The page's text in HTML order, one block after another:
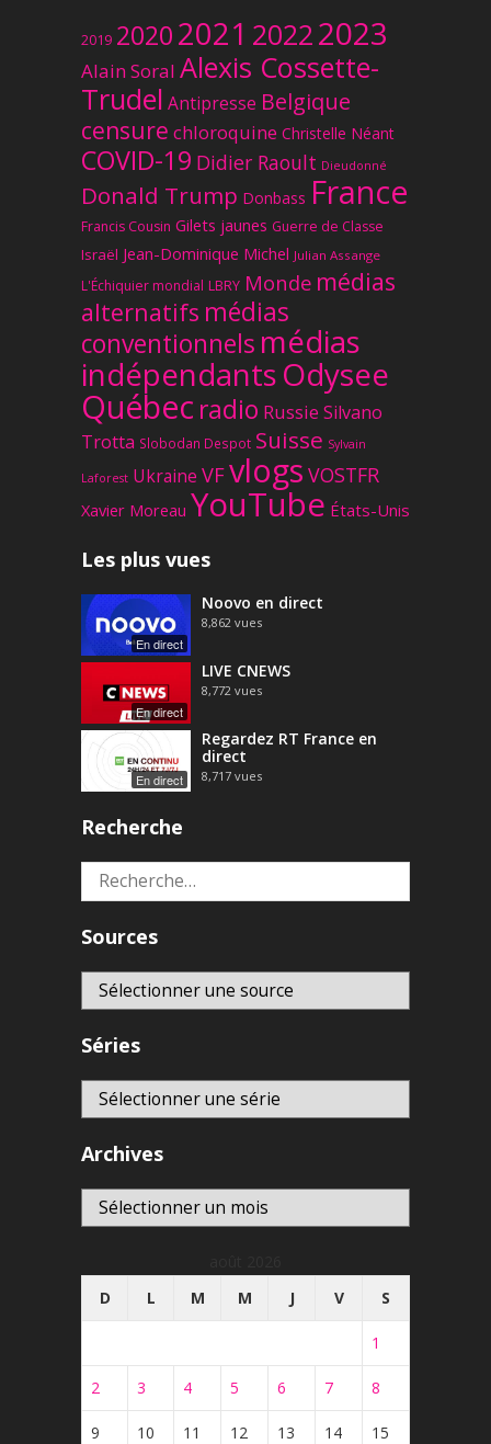
2019 20202021 20222023
Alain Soral Alexis Cossette-
Trudel Antipresse Belgique
censure chloroquine Christelle Néant
COVID-19 Didier Raoult Dieudonné
Donald Trump Donbass France
Francis Cousin Gilets jaunes Guerre de Classe
Israël Jean-Dominique Michel Julian Assange
L'Échiquier mondial LBRY Monde médias
alternatifs médias
conventionnels médias
indépendantsOdysee
Québec radio Russie Silvano
Trotta Slobodan Despot Suisse Sylvain
Laforest Ukraine VFvlogs VOSTFR
Xavier Moreau YouTube États-Unis
Les plus vues
En direct
Noovo en direct
8,862 vues
En direct
LIVE CNEWS
8,772 vues
En direct
Regardez RT France en
direct
8,717 vues
Recherche
Rechercher :
Sources
Séries
Archives
Archives
D
L M M J V S
1
2 3 4 5 6 7 8
9 10 11 12 13 14 15